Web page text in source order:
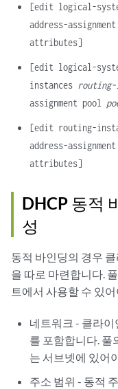
[edit logical-
address-
attributes]
[edit logical-
instances routing-
assignment pool
[edit routing-
address-
attributes]
DHCP 동적
성
동적 바인딩의 경우
을 따로 마련합니다.
트에서 사용할 수 있
네트워크 - 클라
를 포함합니다. 풀
는 서브넷에 있어
주소 범위 - 동적